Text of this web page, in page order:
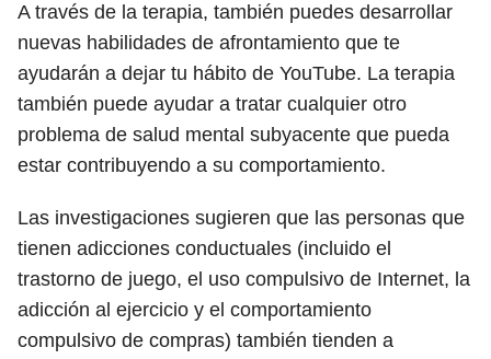
A través de la terapia, también puedes desarrollar
nuevas habilidades de afrontamiento que te
ayudarán a dejar tu hábito de YouTube. La terapia
también puede ayudar a tratar cualquier otro
problema de salud mental subyacente que pueda
estar contribuyendo a su comportamiento.
Las investigaciones sugieren que las personas que
tienen adicciones conductuales (incluido el
trastorno de juego, el uso compulsivo de Internet, la
adicción al ejercicio y el comportamiento
compulsivo de compras) también tienden a